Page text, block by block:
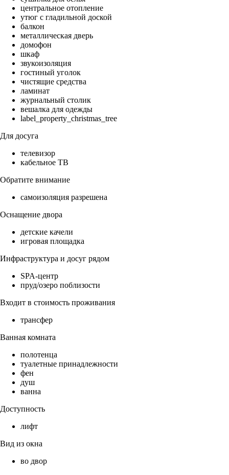
центральное отопление
утюг с гладильной доской
балкон
металлическая дверь
домофон
шкаф
звукоизоляция
гостиный уголок
чистящие средства
ламинат
журнальный столик
вешалка для одежды
label_property_christmas_tree
Для досуга
телевизор
кабельное ТВ
Обратите внимание
самоизоляция разрешена
Оснащение двора
детские качели
игровая площадка
Инфраструктура и досуг рядом
SPA-центр
пруд/озеро поблизости
Входит в стоимость проживания
трансфер
Ванная комната
полотенца
туалетные принадлежности
фен
душ
ванна
Доступность
лифт
Вид из окна
во двор